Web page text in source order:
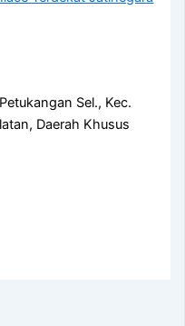
Sel., Kec.
Daerah Khusus